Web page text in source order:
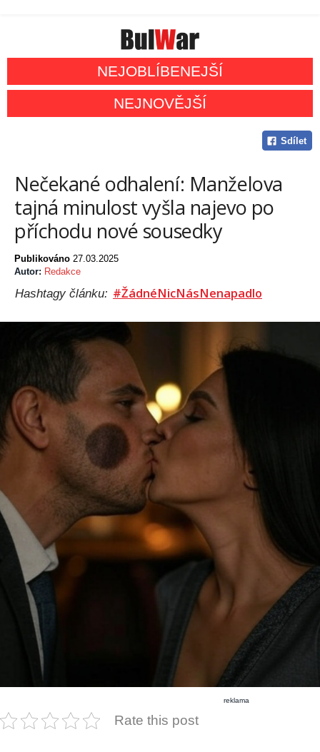
NEJOBLÍBENEJŠÍ
NEJNOVĚJŠÍ
Sdílet
Nečekané odhalení: Manželova
tajná minulost vyšla najevo po
příchodu nové sousedky
Publikováno 27.03.2025
Autor: Redakce
Hashtagy článku: #ŽádnéNicNásNenapadlo
reklama
Rate this post